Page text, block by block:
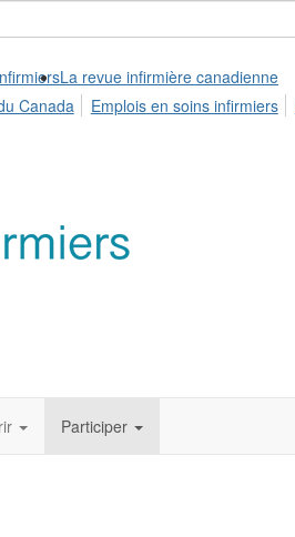
La revue infirmière canadienne
Canada Emplois en soins infirmiers
Participer